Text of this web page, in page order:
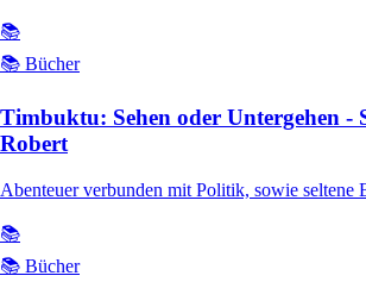
📚
📚 Bücher
Timbuktu: Sehen oder Untergehen -
Robert
Abenteuer verbunden mit Politik, sowie seltene
📚
📚 Bücher